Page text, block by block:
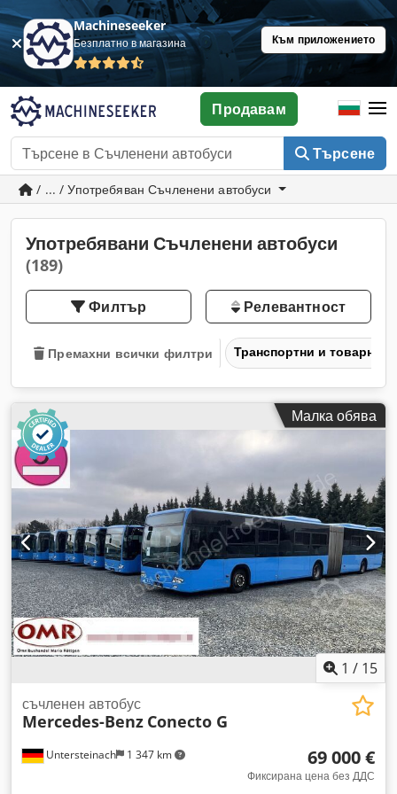
Machineseeker
Безплатно в магазина Към приложението
Търсене
Продавам
/ ... / Употребяван Съчленени автобуси
Употребявани Съчленени автобуси
(189)
Филтър Релевантност
Премахни всички филтри Транспортни и товарни
Малка обява
1 / 15
Untersteinach 1 347 km
съчленен автобус
Mercedes-Benz Conecto G
69 000 €
Фиксирана цена без ДДС